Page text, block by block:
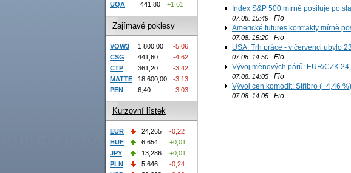
Index S&P 500 mírně posiluje po
07.08. 15:49 Fio
Americké futures kontrakty mírně
07.08. 15:20 Fio
USA: Trh práce - v červenci ubylo
07.08. 14:50 Fio
Vývoj měnových párů: EUR/CZK
07.08. 14:05 Fio
Vývoj cen komodit: Stříbro (+4,46
07.08. 14:05 Fio
UQA
441,80 +1,61
Zajímavé poklesy
VOW3 1 800,00
-5,06
CSG
441,60
-4,62
CTP
361,20
-3,42
MATTE
18 600,00
-3,13
PEN
6,40 -3,03
Kurzovní lístek
EUR 24,265
-0,22
HUF
6,654
+0,01
JPY
13,286
+0,01
PLN
5,646
-0,24